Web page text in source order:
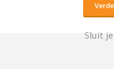
Sluit